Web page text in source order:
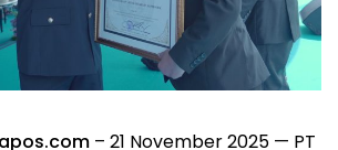
– 21 November 2025 — PT